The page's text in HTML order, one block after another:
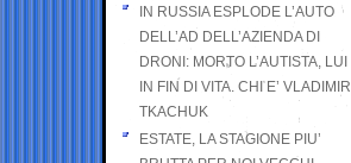
IN RUSSIA ESPLODE L’AUTO
DELL’AD DELL’AZIENDA DI
DRONI: MORTO L’AUTISTA, LUI
IN FIN DI VITA. CHI E’ VLADIMIR
TKACHUK
ESTATE, LA STAGIONE PIU’